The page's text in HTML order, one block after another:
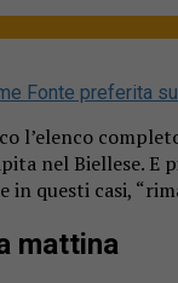
Fonte preferita
l’elenco
nel Biellese.
questi casi,
mattina